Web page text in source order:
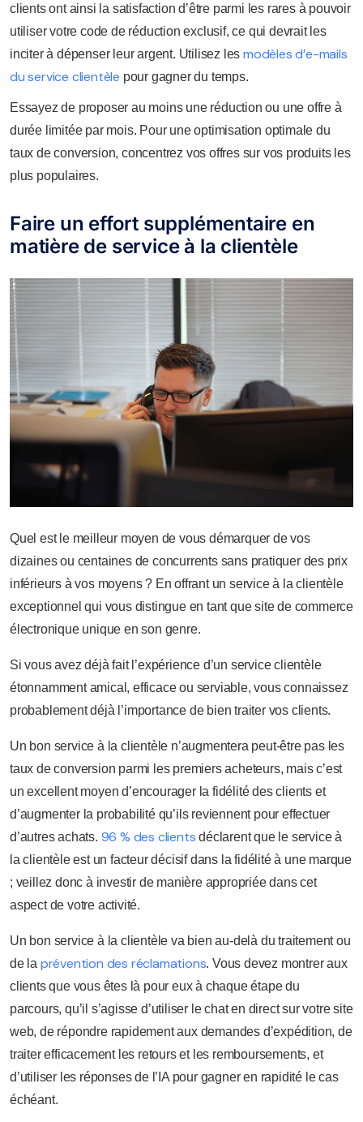
clients ont ainsi la satisfaction d’être parmi les rares à pouvoir
utiliser votre code de réduction exclusif, ce qui devrait les
inciter à dépenser leur argent. Utilisez les modèles d’e-mails
du service clientèle pour gagner du temps.
Essayez de proposer au moins une réduction ou une offre à
durée limitée par mois. Pour une optimisation optimale du
taux de conversion, concentrez vos offres sur vos produits les
plus populaires.
Faire un effort supplémentaire en
matière de service à la clientèle
Quel est le meilleur moyen de vous démarquer de vos
dizaines ou centaines de concurrents sans pratiquer des prix
inférieurs à vos moyens ? En offrant un service à la clientèle
exceptionnel qui vous distingue en tant que site de commerce
électronique unique en son genre.
Si vous avez déjà fait l’expérience d’un service clientèle
étonnamment amical, efficace ou serviable, vous connaissez
probablement déjà l’importance de bien traiter vos clients.
Un bon service à la clientèle n’augmentera peut-être pas les
taux de conversion parmi les premiers acheteurs, mais c’est
un excellent moyen d’encourager la fidélité des clients et
d’augmenter la probabilité qu’ils reviennent pour effectuer
d’autres achats. 96 % des clients déclarent que le service à
la clientèle est un facteur décisif dans la fidélité à une marque
; veillez donc à investir de manière appropriée dans cet
aspect de votre activité.
Un bon service à la clientèle va bien au-delà du traitement ou
de la prévention des réclamations. Vous devez montrer aux
clients que vous êtes là pour eux à chaque étape du
parcours, qu’il s’agisse d’utiliser le chat en direct sur votre site
web, de répondre rapidement aux demandes d’expédition, de
traiter efficacement les retours et les remboursements, et
d’utiliser les réponses de l’IA pour gagner en rapidité le cas
échéant.